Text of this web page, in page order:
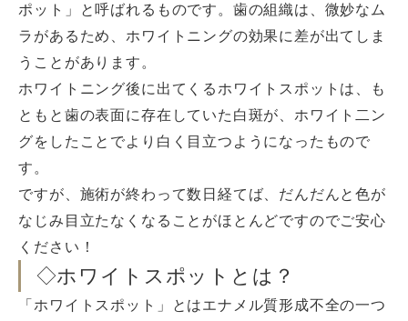
ポット」と呼ばれるものです。歯の組織は、微妙なム
ラがあるため、ホワイトニングの効果に差が出てしま
うことがあります。
ホワイトニング後に出てくるホワイトスポットは、も
ともと歯の表面に存在していた白斑が、ホワイト二ン
グをしたことでより白く目立つようになったもので
す。
ですが、施術が終わって数日経てば、だんだんと色が
なじみ目立たなくなることがほとんどですのでご安心
ください！
◇ホワイトスポットとは？
「ホワイトスポット」とはエナメル質形成不全の一つ